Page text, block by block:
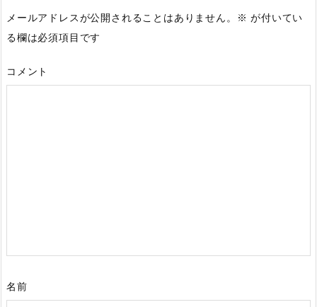
メールアドレスが公開されることはありません。 ※ が付いてい
る欄は必須項目です
コメント
名前